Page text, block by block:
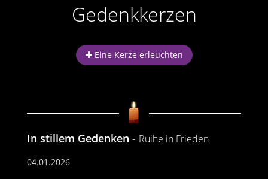
Gedenkkerzen
Eine Kerze erleuchten
In stillem Gedenken Ruihe in Frieden
04.01.2026